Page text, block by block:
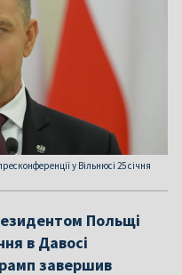
у Вільнюсі 25 січня
Польщі
в Давосі
завершив